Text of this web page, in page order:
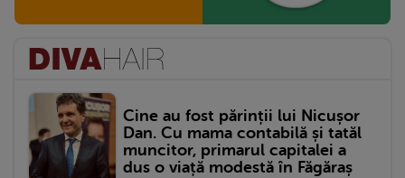
Cine au fost părinții lui Nicușor
Dan. Cu mama contabilă și tatăl
muncitor, primarul capitalei a
dus o viață modestă în Făgăraș